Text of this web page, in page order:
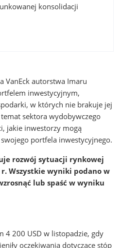
konsolidacji
VanEck autorstwa Imaru
inwestycyjnym,
w których nie brakuje jej
sektora wydobywczego
jakie inwestorzy mogą
portfela inwestycyjnego.
rozwój sytuacji rynkowej
Wszystkie wyniki podano w
lub spaść w wyniku
4 200 USD w listopadzie, gdy
oczekiwania dotyczące stóp